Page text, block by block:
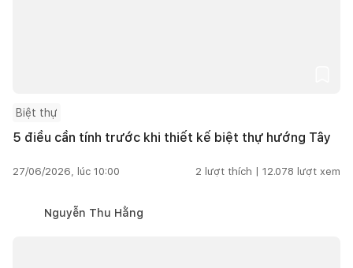
Biệt thự
5 điều cần tính trước khi thiết kế biệt thự hướng Tây
27/06/2026, lúc 10:00 2 lượt thích | 12.078 lượt xem
Nguyễn Thu Hằng